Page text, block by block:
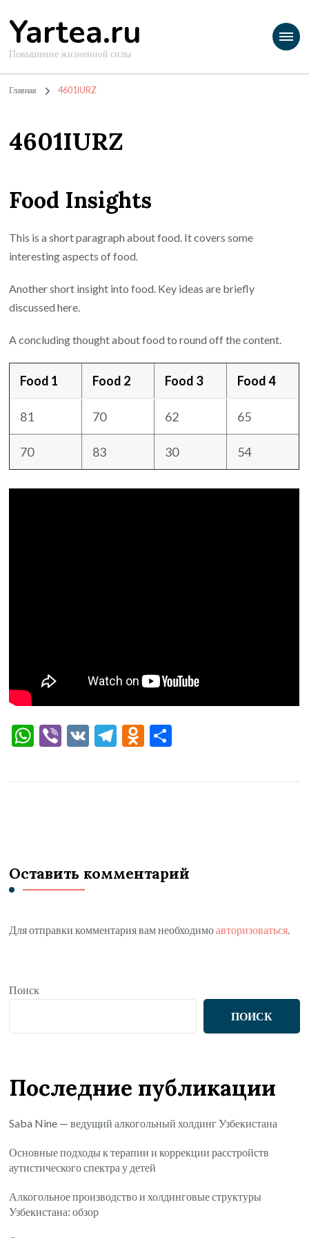
Yartea.ru
Повышение жизненной силы
Главная 4601IURZ
4601IURZ
Food Insights
This is a short paragraph about food. It covers some
interesting aspects of food.
Another short insight into food. Key ideas are briefly
discussed here.
A concluding thought about food to round off the content.
Food 1 Food 2 Food 3 Food 4
81 70 62 65
70 83 30 54
WhatsApp
Viber
VK Telegram
Odnoklassniki
Оставить комментарий
Для отправки комментария вам необходимоавторизоваться.
Поиск
ПОИСК
Последние публикации
Saba Nine — ведущий алкогольный холдинг Узбекистана
Основные подходы к терапии и коррекции расстройств
аутистического спектра у детей
Алкогольное производство и холдинговые структуры
Узбекистана: обзор